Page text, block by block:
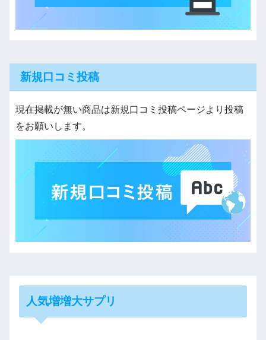
新規口コミ投稿
現在掲載が無い商品は新規口コミ投稿ページより投稿
をお願いします。
人気増増大サプリ